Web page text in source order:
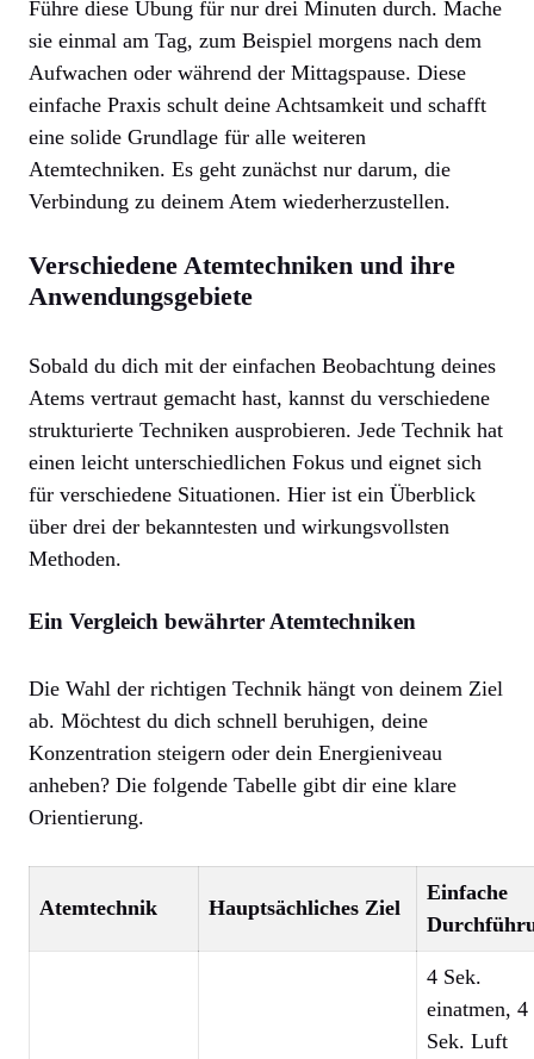
Führe diese Übung für nur drei Minuten durch. Mache
sie einmal am Tag, zum Beispiel morgens nach dem
Aufwachen oder während der Mittagspause. Diese
einfache Praxis schult deine Achtsamkeit und schafft
eine solide Grundlage für alle weiteren
Atemtechniken. Es geht zunächst nur darum, die
Verbindung zu deinem Atem wiederherzustellen.
Verschiedene Atemtechniken und ihre
Anwendungsgebiete
Sobald du dich mit der einfachen Beobachtung deines
Atems vertraut gemacht hast, kannst du verschiedene
strukturierte Techniken ausprobieren. Jede Technik hat
einen leicht unterschiedlichen Fokus und eignet sich
für verschiedene Situationen. Hier ist ein Überblick
über drei der bekanntesten und wirkungsvollsten
Methoden.
Ein Vergleich bewährter Atemtechniken
Die Wahl der richtigen Technik hängt von deinem Ziel
ab. Möchtest du dich schnell beruhigen, deine
Konzentration steigern oder dein Energieniveau
anheben? Die folgende Tabelle gibt dir eine klare
Orientierung.
Atemtechnik Hauptsächliches Ziel
Einfache
4 Sek.
einatmen, 4
Sek. Luft